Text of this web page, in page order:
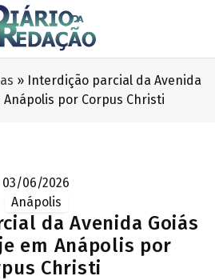
» Interdição parcial da Avenida
Anápolis por Corpus Christi
03/06/2026
Anápolis
da Avenida Goiás
em Anápolis por
Christi